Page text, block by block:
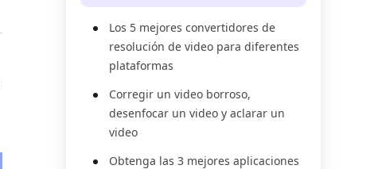
Los 5 mejores convertidores de
resolución de video para diferentes
plataformas
Corregir un video borroso,
desenfocar un video y aclarar un
video
Obtenga las 3 mejores aplicaciones